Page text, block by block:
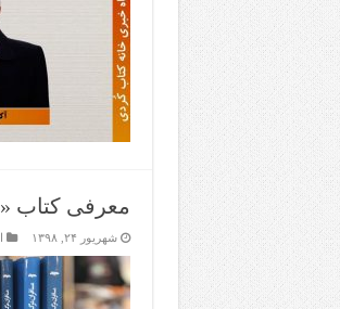
معرفی کتاب
شهریور ۲۴, ۱۳۹۸